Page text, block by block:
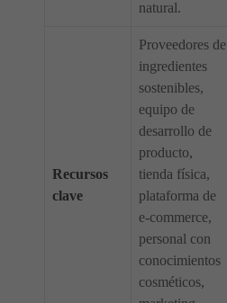
natural.
Recursos
clave
Proveedores de
ingredientes
sostenibles,
equipo de
desarrollo de
producto,
tienda física,
plataforma de
e-commerce,
personal con
conocimientos
cosméticos,